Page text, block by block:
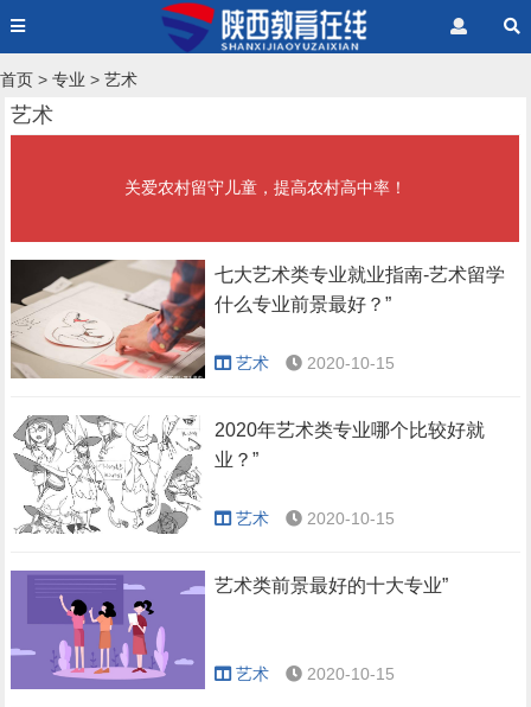
首页 > 专业 > 艺术
艺术
关爱农村留守儿童，提高农村高中率！
七大艺术类专业就业指南-艺术留学
什么专业前景最好？”
艺术 2020-10-15
2020年艺术类专业哪个比较好就
业？”
艺术 2020-10-15
艺术类前景最好的十大专业”
艺术 2020-10-15